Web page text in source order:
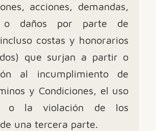
acciones, demandas,
o daños por parte de
costas y honorarios
que surjan a partir o
al incumplimiento de
y Condiciones, el uso
o la violación de los
una tercera parte.